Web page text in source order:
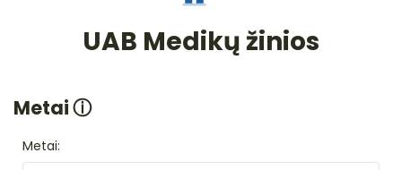
UAB Medikų žinios
Metaiⓘ
Metai: